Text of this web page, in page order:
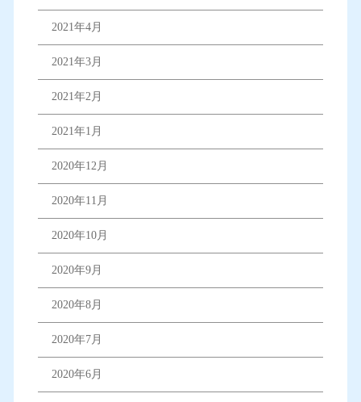
2021年4月
2021年3月
2021年2月
2021年1月
2020年12月
2020年11月
2020年10月
2020年9月
2020年8月
2020年7月
2020年6月